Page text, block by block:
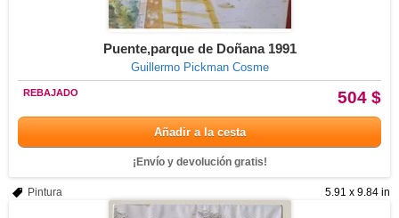
Puente,parque de Doñana 1991
Guillermo Pickman Cosme
504 $
REBAJADO
Añadir a la cesta
¡Envío y devolución gratis!
5.91 x 9.84 in
Pintura